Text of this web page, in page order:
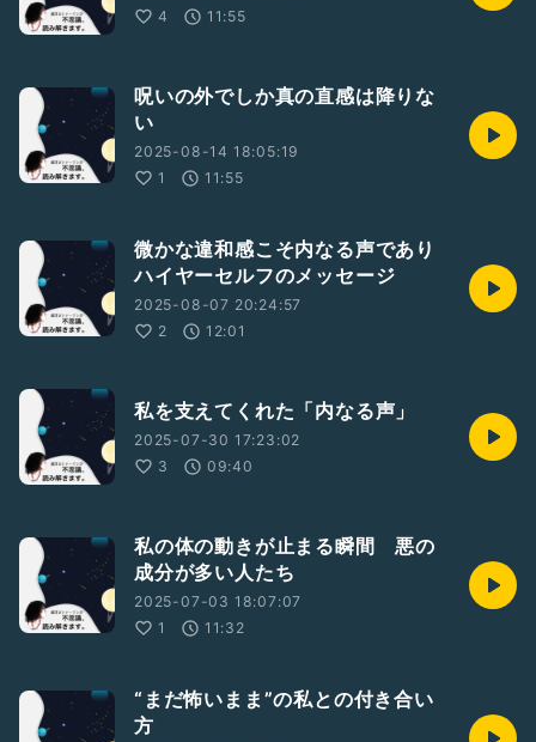
4
11:55
呪いの外でしか真の直感は降りな
い
2025-08-14 18:05:19
1
11:55
微かな違和感こそ内なる声であり
ハイヤーセルフのメッセージ
2025-08-07 20:24:57
2
12:01
私を支えてくれた「内なる声」
2025-07-30 17:23:02
3
09:40
私の体の動きが止まる瞬間 悪の
成分が多い人たち
2025-07-03 18:07:07
1
11:32
“まだ怖いまま”の私との付き合い
方